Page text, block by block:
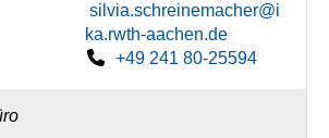
silvia.schreinemacher@i
ka.rwth-aachen.de
+49 241 80-25594